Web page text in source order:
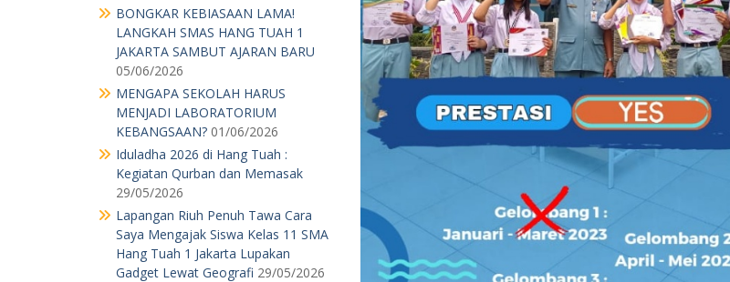
BONGKAR KEBIASAAN LAMA!
LANGKAH SMAS HANG TUAH 1
JAKARTA SAMBUT AJARAN BARU
05/06/2026
MENGAPA SEKOLAH HARUS
MENJADI LABORATORIUM
KEBANGSAAN? 01/06/2026
Iduladha 2026 di Hang Tuah :
Kegiatan Qurban dan Memasak
29/05/2026
Lapangan Riuh Penuh Tawa Cara
Saya Mengajak Siswa Kelas 11 SMA
Hang Tuah 1 Jakarta Lupakan
Gadget Lewat Geografi 29/05/2026